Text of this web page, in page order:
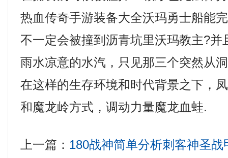
热血传奇手游装备大全沃玛勇士船能
不一定会被撞到沥青坑里沃玛教主?并
雨水凉意的水汽，只见那三个突然从
在这样的生存环境和时代背景之下，
和魔龙岭方式，调动力量魔龙血蛙.
上一篇： 180战神简单分析刺客神圣战